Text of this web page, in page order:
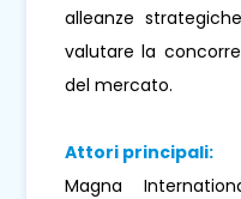
alleanze
valutare la
del mercato.
Attori principali:
Magna